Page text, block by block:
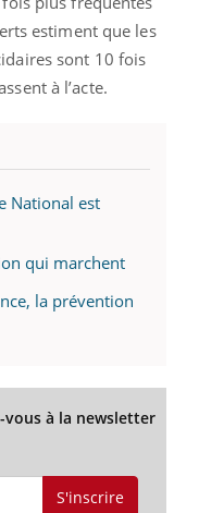
estiment que les
sont 10 fois
à l’acte.
National est
qui marchent
la prévention
vous à la newsletter
S'inscrire